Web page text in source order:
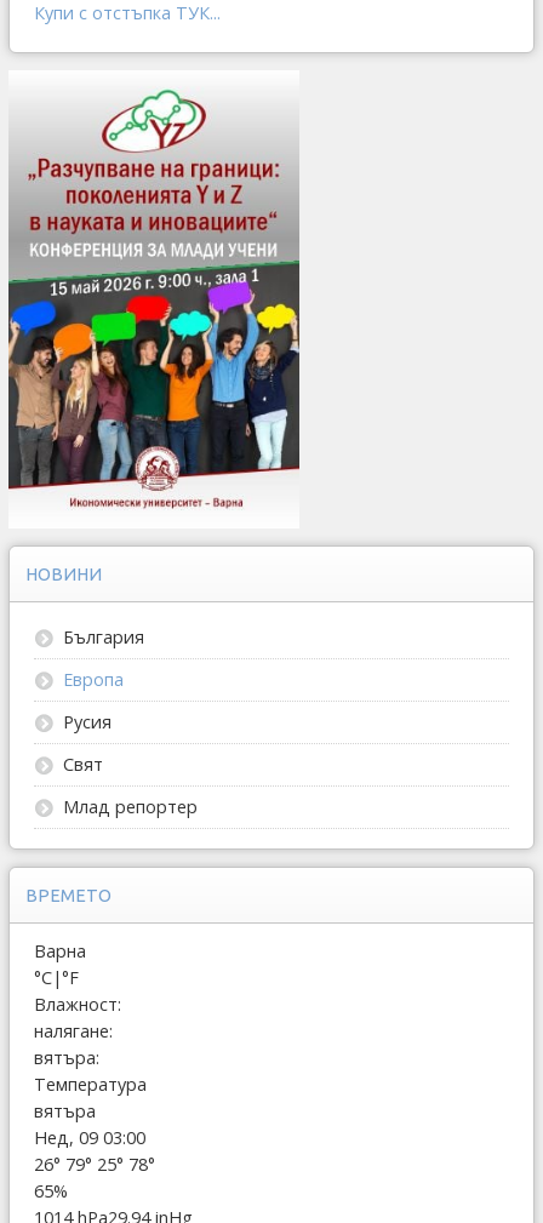
Купи с отстъпка ТУК...
НОВИНИ
България
Европа
Русия
Свят
Млад репортер
ВРЕМЕТО
Варна
°C|°F
Влажност:
налягане:
вятъра:
Температура
вятъра
Нед, 09 03:00
26° 79° 25° 78°
65%
1014 hPa29.94 inHg